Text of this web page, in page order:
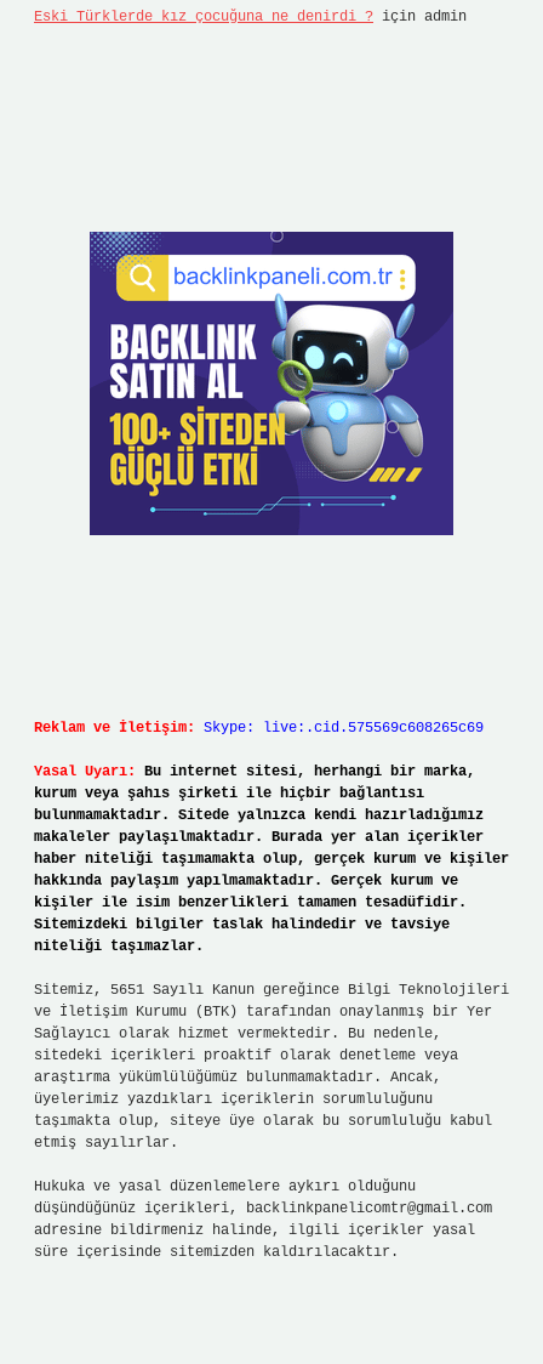
Eski Türklerde kız çocuğuna ne denirdi ? için admin
Reklam ve İletişim: Skype: live:.cid.575569c608265c69
Yasal Uyarı:
Bu internet sitesi, herhangi bir marka,
kurum veya şahıs şirketi ile hiçbir bağlantısı
bulunmamaktadır. Sitede yalnızca kendi hazırladığımız
makaleler paylaşılmaktadır. Burada yer alan içerikler
haber niteliği taşımamakta olup, gerçek kurum ve kişiler
hakkında paylaşım yapılmamaktadır. Gerçek kurum ve
kişiler ile isim benzerlikleri tamamen tesadüfidir.
Sitemizdeki bilgiler taslak halindedir ve tavsiye
niteliği taşımazlar.
Sitemiz, 5651 Sayılı Kanun gereğince Bilgi Teknolojileri
ve İletişim Kurumu (BTK) tarafından onaylanmış bir Yer
Sağlayıcı olarak hizmet vermektedir. Bu nedenle,
sitedeki içerikleri proaktif olarak denetleme veya
araştırma yükümlülüğümüz bulunmamaktadır. Ancak,
üyelerimiz yazdıkları içeriklerin sorumluluğunu
taşımakta olup, siteye üye olarak bu sorumluluğu kabul
etmiş sayılırlar.
Hukuka ve yasal düzenlemelere aykırı olduğunu
düşündüğünüz içerikleri, backlinkpanelicomtr@gmail.com
adresine bildirmeniz halinde, ilgili içerikler yasal
süre içerisinde sitemizden kaldırılacaktır.